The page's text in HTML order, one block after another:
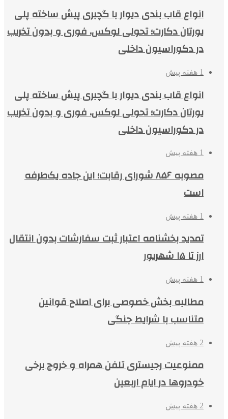
انواع قاب بندی دیوار با گچبری پیش ساخته پلی
یورتان دکارت؛ تحولی لوکس، فوری و بدون تخریب
در دکوراسیون داخلی
1 هفته پیش
انواع قاب بندی دیوار با گچبری پیش ساخته پلی
یورتان دکارت؛ تحولی لوکس، فوری و بدون تخریب
در دکوراسیون داخلی
1 هفته پیش
مصوبه ۸۵۶ شورای رقابت؛ این جاده یک‌طرفه
است
1 هفته پیش
تمدید بخشنامه اعتبار ثبت سفارشات بدون انتقال
ارز تا ۱۵ شهریور
1 هفته پیش
مطالبه بخش خصوصی برای اصلاح قوانین
متناسب با شرایط جنگی
2 هفته پیش
ممنوعیت رجیستری تلفن همراه و خروج برخی
خودروها در ایام اربعین
2 هفته پیش